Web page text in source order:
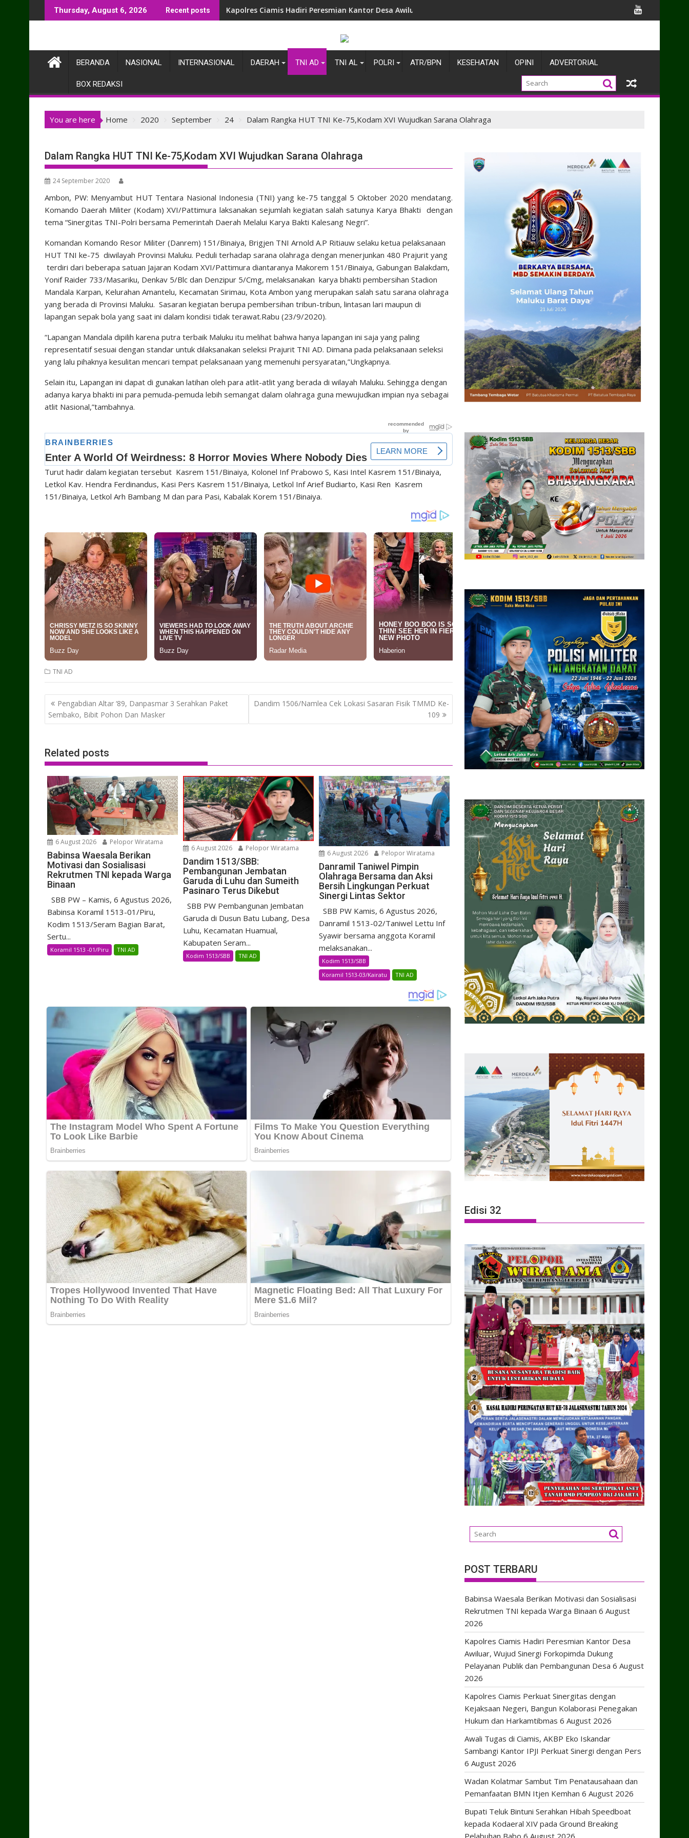
to
Thursday, August 6, 2026 Recent posts Kapolres Ciamis Perkuat Sinergitas dengan Kejaksaan Negeri, Bangun Kolaborasi Penegakan Hukum dan Harkamtibmas
BERANDA NASIONAL INTERNASIONAL DAERAH TNI AD TNI AL POLRI ATR/BPN KESEHATAN OPINI ADVERTORIAL
BOX REDAKSI
You are here Home 2020 September 24 Dalam Rangka HUT TNI Ke-75,Kodam XVI Wujudkan Sarana Olahraga
Dalam Rangka HUT TNI Ke-75,Kodam XVI Wujudkan Sarana Olahraga
24 September 2020
Ambon, PW: Menyambut HUT Tentara Nasional Indonesia (TNI) yang ke-75 tanggal 5 Oktober 2020 mendatang.
Komando Daerah Militer (Kodam) XVI/Pattimura laksanakan sejumlah kegiatan salah satunya Karya Bhakti dengan
tema “Sinergitas TNI-Polri bersama Pemerintah Daerah Melalui Karya Bakti Kalesang Negri”.
Komandan Komando Resor Militer (Danrem) 151/Binaiya, Brigjen TNI Arnold A.P Ritiauw selaku ketua pelaksanaan
HUT TNI ke-75 diwilayah Provinsi Maluku. Peduli terhadap sarana olahraga dengan menerjunkan 480 Prajurit yang
terdiri dari beberapa satuan Jajaran Kodam XVI/Pattimura diantaranya Makorem 151/Binaiya, Gabungan Balakdam,
Yonif Raider 733/Masariku, Denkav 5/Blc dan Denzipur 5/Cmg, melaksanakan karya bhakti pembersihan Stadion
Mandala Karpan, Kelurahan Amantelu, Kecamatan Sirimau, Kota Ambon yang merupakan salah satu sarana olahraga
yang berada di Provinsi Maluku. Sasaran kegiatan berupa pembersihan tribun-tribun, lintasan lari maupun di
lapangan sepak bola yang saat ini dalam kondisi tidak terawat.Rabu (23/9/2020).
“Lapangan Mandala dipilih karena putra terbaik Maluku itu melihat bahwa hanya lapangan ini saja yang paling
representatif sesuai dengan standar untuk dilaksanakan seleksi Prajurit TNI AD. Dimana pada pelaksanaan seleksi
yang lalu pihaknya kesulitan mencari tempat pelaksanaan yang memenuhi persyaratan,”Ungkapnya.
Selain itu, Lapangan ini dapat di gunakan latihan oleh para atlit-atlit yang berada di wilayah Maluku. Sehingga dengan
adanya karya bhakti ini para pemuda-pemuda lebih semangat dalam olahraga guna mewujudkan impian nya sebagai
atlit Nasional,”tambahnya.
Turut hadir dalam kegiatan tersebut Kasrem 151/Binaiya, Kolonel Inf Prabowo S, Kasi Intel Kasrem 151/Binaiya,
Letkol Kav. Hendra Ferdinandus, Kasi Pers Kasrem 151/Binaiya, Letkol Inf Arief Budiarto, Kasi Ren Kasrem
151/Binaiya, Letkol Arh Bambang M dan para Pasi, Kabalak Korem 151/Binaiya.
TNI AD
Post
navigation
Pengabdian Altar ‘89, Danpasmar 3 Serahkan Paket
Sembako, Bibit Pohon Dan Masker
Dandim 1506/Namlea Cek Lokasi Sasaran Fisik TMMD Ke-
109
Related posts
6 August 2026 Pelopor Wiratama
Babinsa Waesala Berikan
Motivasi dan Sosialisasi
Rekrutmen TNI kepada Warga
Binaan
SBB PW – Kamis, 6 Agustus 2026,
Babinsa Koramil 1513-01/Piru,
Kodim 1513/Seram Bagian Barat,
Sertu...
Koramil 1513 -01/Piru TNI AD
6 August 2026 Pelopor Wiratama
Dandim 1513/SBB:
Pembangunan Jembatan
Garuda di Luhu dan Sumeith
Pasinaro Terus Dikebut
SBB PW Pembangunan Jembatan
Garuda di Dusun Batu Lubang, Desa
Luhu, Kecamatan Huamual,
Kabupaten Seram...
Kodim 1513/SBB TNI AD
6 August 2026 Pelopor Wiratama
Danramil Taniwel Pimpin
Olahraga Bersama dan Aksi
Bersih Lingkungan Perkuat
Sinergi Lintas Sektor
SBB PW Kamis, 6 Agustus 2026,
Danramil 1513-02/Taniwel Lettu Inf
Syawir bersama anggota Koramil
melaksanakan...
Kodim 1513/SBB
Koramil 1513-03/Kairatu
TNI AD
Edisi 32
POST TERBARU
Babinsa Waesala Berikan Motivasi dan Sosialisasi
Rekrutmen TNI kepada Warga Binaan 6 August
2026
Kapolres Ciamis Hadiri Peresmian Kantor Desa
Awiluar, Wujud Sinergi Forkopimda Dukung
Pelayanan Publik dan Pembangunan Desa 6 August
2026
Kapolres Ciamis Perkuat Sinergitas dengan
Kejaksaan Negeri, Bangun Kolaborasi Penegakan
Hukum dan Harkamtibmas 6 August 2026
Awali Tugas di Ciamis, AKBP Eko Iskandar
Sambangi Kantor IPJI Perkuat Sinergi dengan Pers
6 August 2026
Wadan Kolatmar Sambut Tim Penatausahaan dan
Pemanfaatan BMN Itjen Kemhan 6 August 2026
Bupati Teluk Bintuni Serahkan Hibah Speedboat
kepada Kodaeral XIV pada Ground Breaking
Pelabuhan Babo 6 August 2026